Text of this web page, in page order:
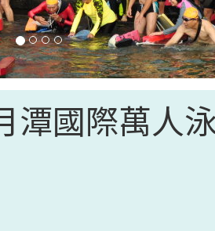
潭國際萬人